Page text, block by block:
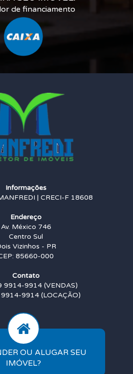
de financiamento
Informações
| CRECI-F 18608
Endereço
Av. México 746
Centro Sul
Vizinhos - PR
85660-000
Contato
9914-9914 (VENDAS)
9914 (LOCAÇÃO)
OU ALUGAR SEU
IMÓVEL?